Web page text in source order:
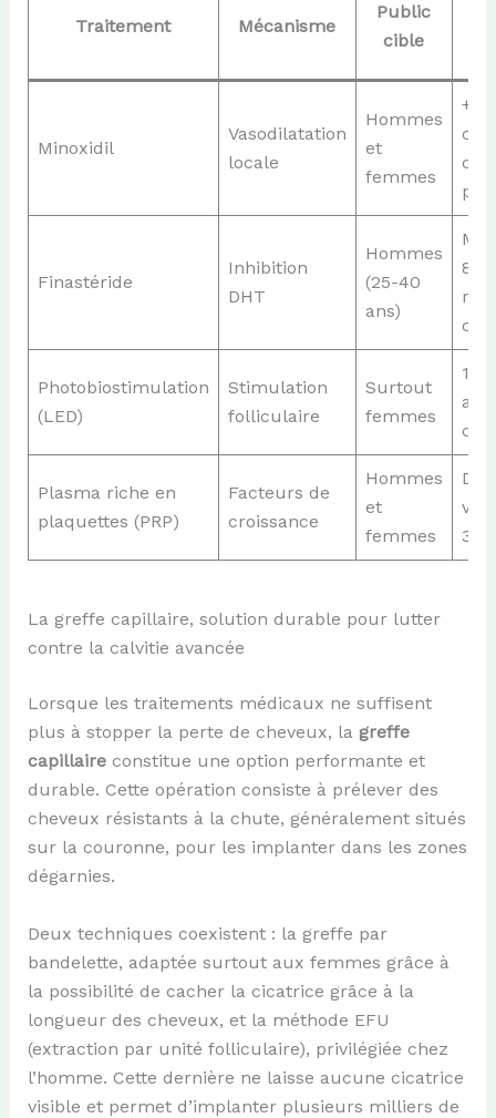
Traitement Mécanisme
Public
cible
Minoxidil
Vasodilatation
locale
Hommes
et
femmes
+16
Finastéride
Inhibition
DHT
Hommes
(25-40
ans)
80
Photobiostimulation
(LED)
Stimulation
folliculaire
Surtout
femmes
10-
Plasma riche en
plaquettes (PRP)
Facteurs de
croissance
Hommes
et
femmes
3-4
La greffe capillaire, solution durable pour lutter
contre la calvitie avancée
Lorsque les traitements médicaux ne suffisent
plus à stopper la perte de cheveux, la greffe
capillaireconstitue une option performante et
durable. Cette opération consiste à prélever des
cheveux résistants à la chute, généralement situés
sur la couronne, pour les implanter dans les zones
dégarnies.
Deux techniques coexistent : la greffe par
bandelette, adaptée surtout aux femmes grâce à
la possibilité de cacher la cicatrice grâce à la
longueur des cheveux, et la méthode EFU
(extraction par unité folliculaire), privilégiée chez
l’homme. Cette dernière ne laisse aucune cicatrice
visible et permet d’implanter plusieurs milliers de